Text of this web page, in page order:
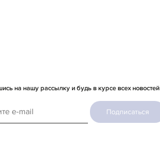
на нашу рассылку и будь в курсе всех новостей
Подписаться